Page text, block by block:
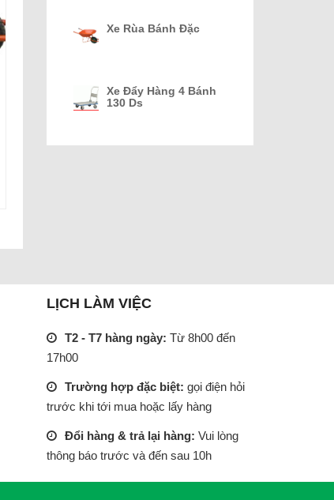
Xe Rùa Bánh Đặc
Xe Đẩy Hàng 4 Bánh
130 Ds
LỊCH LÀM VIỆC
T2 - T7 hàng ngày: Từ 8h00 đến
17h00
Trường hợp đặc biệt: gọi điện hỏi
trước khi tới mua hoặc lấy hàng
Đổi hàng & trả lại hàng: Vui lòng
thông báo trước và đến sau 10h